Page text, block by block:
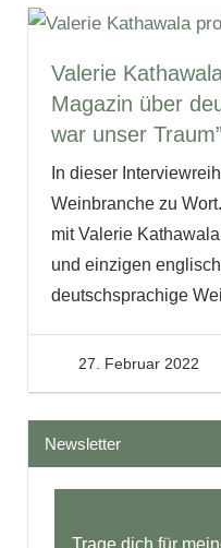
Valerie
Magazin über
war unser Traum”
In dieser
Weinbranche zu
mit Valerie
und einzigen
deutschsprachige
27. Februar 2022
Newsletter